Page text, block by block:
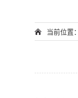
当前位置：